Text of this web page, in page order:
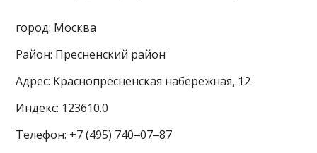
город: Москва
Район: Пресненский район
Адрес: Краснопресненская набережная, 12
Индекс: 123610.0
Телефон: +7 (495) 740‒07‒87